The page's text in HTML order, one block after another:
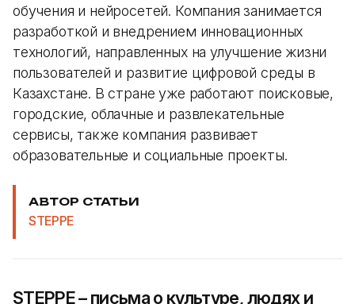
обучения и нейросетей. Компания занимается
разработкой и внедрением инновационных
технологий, направленных на улучшение жизни
пользователей и развитие цифровой среды в
Казахстане. В стране уже работают поисковые,
городские, облачные и развлекательные
сервисы, также компания развивает
образовательные и социальные проекты.
АВТОР СТАТЬИ
STEPPE
STEPPE – письма о культуре, людях и